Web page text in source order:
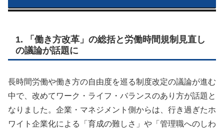
1. 「働き方改革」の総括と労働時間規制見直し
の議論が話題に
長時間労働や働き方の自由度を巡る制度改定の議論が進む
中で、改めてワーク・ライフ・バランスのあり方が話題と
なりました。企業・マネジメント側からは、行き過ぎたホ
ワイト企業化による「育成の難しさ」や「管理職へのしわ